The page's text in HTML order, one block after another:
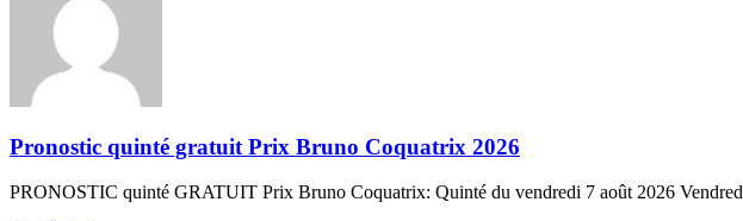
Pronostic quinté gratuit Prix Bruno Coquatrix 2026
PRONOSTIC quinté GRATUIT Prix Bruno Coquatrix: Quinté du vendredi 7 août 2026